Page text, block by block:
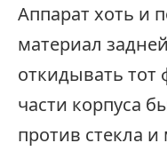
Аппарат хоть и
материал
откидывать тот
части корпуса
против стекла и